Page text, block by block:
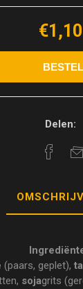
€1,10
Delen:
(paars, geplet),
sojagrits